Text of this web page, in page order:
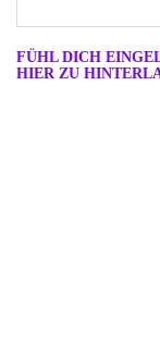
FÜHL DICH
HIER ZU